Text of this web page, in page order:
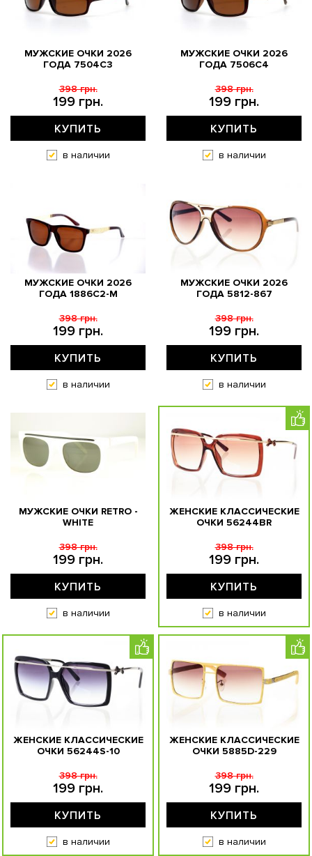
МУЖСКИЕ ОЧКИ 2026
ГОДА 7504C3
199 грн.
398 грн.
КУПИТЬ
в наличии
МУЖСКИЕ ОЧКИ 2026
ГОДА 7506C4
199 грн.
398 грн.
КУПИТЬ
в наличии
МУЖСКИЕ ОЧКИ 2026
ГОДА 1886C2-M
199 грн.
398 грн.
КУПИТЬ
в наличии
МУЖСКИЕ ОЧКИ 2026
ГОДА 5812-867
199 грн.
398 грн.
КУПИТЬ
в наличии
МУЖСКИЕ ОЧКИ RETRO -
WHITE
199 грн.
398 грн.
КУПИТЬ
в наличии
ЖЕНСКИЕ КЛАССИЧЕСКИЕ
ОЧКИ 56244BR
199 грн.
398 грн.
КУПИТЬ
в наличии
ЖЕНСКИЕ КЛАССИЧЕСКИЕ
ОЧКИ 56244S-10
199 грн.
398 грн.
КУПИТЬ
в наличии
ЖЕНСКИЕ КЛАССИЧЕСКИЕ
ОЧКИ 5885D-229
199 грн.
398 грн.
КУПИТЬ
в наличии